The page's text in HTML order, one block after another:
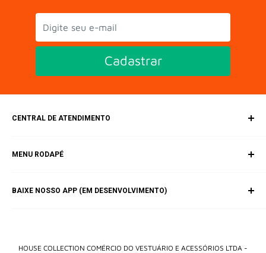
Cadastrar
CENTRAL DE ATENDIMENTO
MENU RODAPÉ
Catálogo
Termos e Condições
BAIXE NOSSO APP (EM DESENVOLVIMENTO)
HOUSE COLLECTION COMÉRCIO DO VESTUÁRIO E ACESSÓRIOS LTDA -